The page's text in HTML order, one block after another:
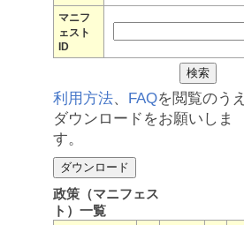
マニフ
ェスト
ID
利用方法、 FAQを閲覧のうえ
ダウンロードをお願いしま
す。
政策（マニフェス
ト）一覧